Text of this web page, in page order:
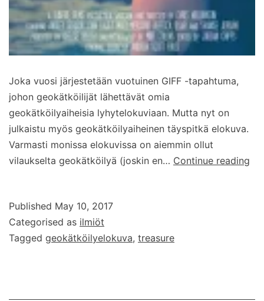
Joka vuosi järjestetään vuotuinen GIFF -tapahtuma,
johon geokätköilijät lähettävät omia
geokätköilyaiheisia lyhytelokuviaan. Mutta nyt on
julkaistu myös geokätköilyaiheinen täyspitkä elokuva.
Varmasti monissa elokuvissa on aiemmin ollut
vilaukselta geokätköilyä (joskin en… Continue reading
Published May 10, 2017
Categorised as ilmiöt
Tagged geokätköilyelokuva, treasure